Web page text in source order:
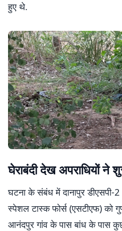
हुए थे.
​घेराबंदी देख अपराधियों ने
घटना के संबंध में दानापुर डीएसपी-
स्पेशल टास्क फोर्स (एसटीएफ) को
आनंदपुर गांव के पास बांध के पास